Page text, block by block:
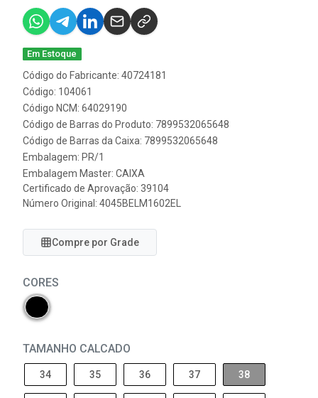
Em Estoque
Código do Fabricante: 40724181
Código: 104061
Código NCM: 64029190
Código de Barras do Produto: 7899532065648
Código de Barras da Caixa: 7899532065648
Embalagem: PR/1
Embalagem Master: CAIXA
Certificado de Aprovação: 39104
Número Original: 4045BELM1602EL
Compre por Grade
CORES
TAMANHO CALCADO
34 35 36 37 38